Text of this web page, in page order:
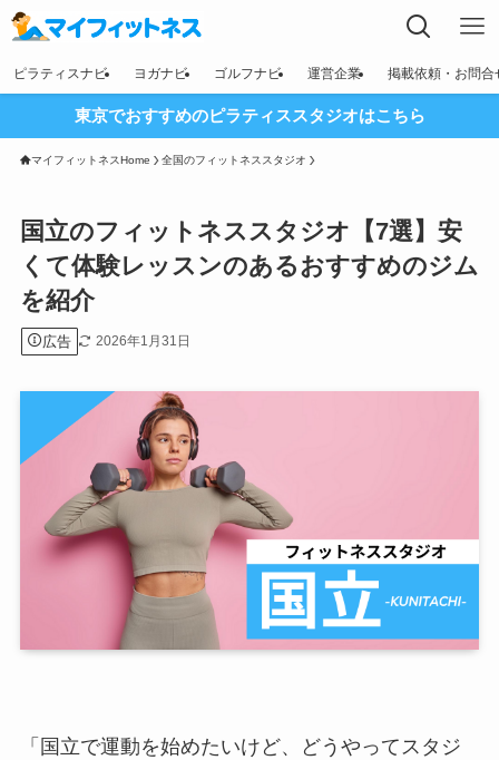
ピラティスナビ ヨガナビ ゴルフナビ 運営企業 掲載依頼・お問合
東京でおすすめのピラティススタジオはこちら
マイフィットネスHome 全国のフィットネススタジオ
国立のフィットネススタジオ【7選】安
くて体験レッスンのあるおすすめのジム
を紹介
広告 2026年1月31日
「国立で運動を始めたいけど、どうやってスタジ